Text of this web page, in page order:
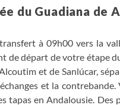
du Guadiana de
à 09h00 vers la
de départ de votre étape
et de Sanlúcar,
et la
tapas en Andalousie.